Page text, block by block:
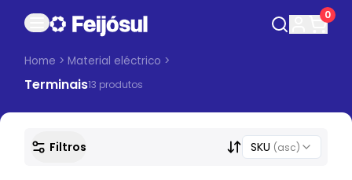
0
Home >Material eléctrico >
Terminais13 produtos
Filtros SKU (asc)